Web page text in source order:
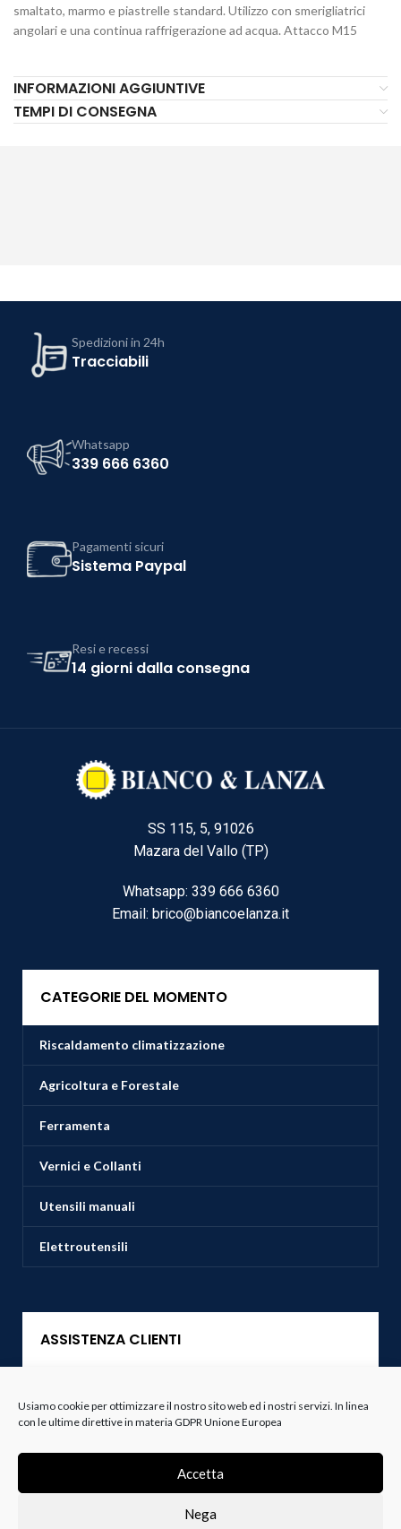
Usiamo cookie per ottimizzare il nostro sito web ed i nostri servizi. In linea
con le ultime direttive in materia GDPR Unione Europea
Accetta
Nega
smaltato, marmo e piastrelle standard. Utilizzo con smerigliatrici
angolari e una continua raffrigerazione ad acqua. Attacco M15
INFORMAZIONI AGGIUNTIVE
TEMPI DI CONSEGNA
Spedizioni in 24h
Tracciabili
Whatsapp
339 666 6360
Pagamenti sicuri
Sistema Paypal
Resi e recessi
14 giorni dalla consegna
SS 115, 5, 91026
Mazara del Vallo (TP)
Whatsapp: 339 666 6360
Email: brico@biancoelanza.it
CATEGORIE DEL MOMENTO
Riscaldamento climatizzazione
Agricoltura e Forestale
Ferramenta
Vernici e Collanti
Utensili manuali
Elettroutensili
ASSISTENZA CLIENTI
Spedizioni